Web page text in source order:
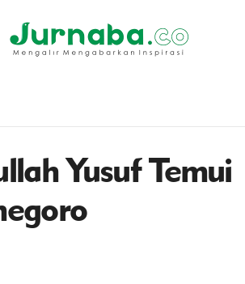
Yusuf Temui